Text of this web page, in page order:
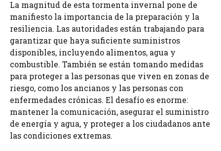
La magnitud de esta tormenta invernal pone de
manifiesto la importancia de la preparación y la
resiliencia. Las autoridades están trabajando para
garantizar que haya suficiente suministros
disponibles, incluyendo alimentos, agua y
combustible. También se están tomando medidas
para proteger a las personas que viven en zonas de
riesgo, como los ancianos y las personas con
enfermedades crónicas. El desafío es enorme:
mantener la comunicación, asegurar el suministro
de energía y agua, y proteger a los ciudadanos ante
las condiciones extremas.